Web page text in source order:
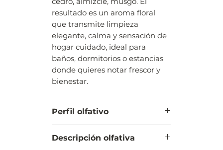
resultado es un aroma floral
que transmite limpieza
elegante, calma y sensación de
hogar cuidado, ideal para
baños, dormitorios o estancias
donde quieres notar frescor y
bienestar.
Perfil olfativo
Descripción olfativa